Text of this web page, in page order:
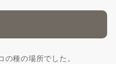
種の場所でした。